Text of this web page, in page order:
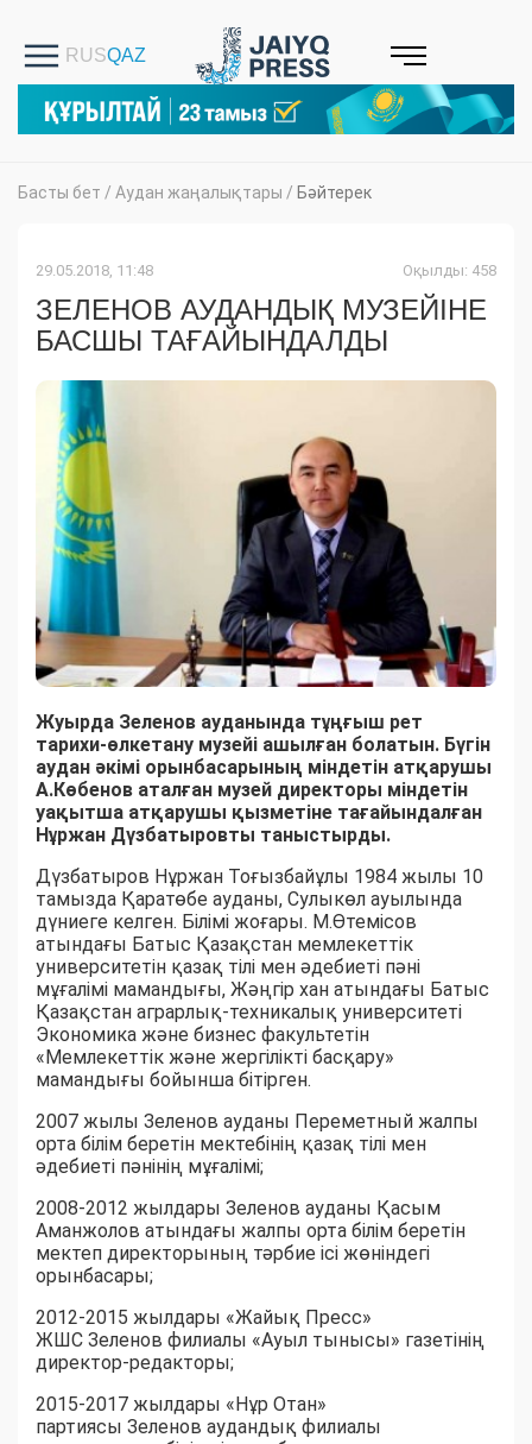
Басты бет / Аудан жаңалықтары / Бәйтерек
29.05.2018, 11:48 Оқылды: 458
ЗЕЛЕНОВ АУДАНДЫҚ МУЗЕЙІНЕ
БАСШЫ ТАҒАЙЫНДАЛДЫ
Жуырда Зеленов ауданында тұңғыш рет
тарихи-өлкетану музейі ашылған болатын. Бүгін
аудан әкімі орынбасарының міндетін атқарушы
А.Көбенов аталған музей директоры міндетін
уақытша атқарушы қызметіне тағайындалған
Нұржан Дүзбатыровты таныстырды.
Дүзбатыров Нұржан Тоғызбайұлы 1984 жылы 10
тамызда Қаратөбе ауданы, Сулыкөл ауылында
дүниеге келген. Білімі жоғары. М.Өтемісов
атындағы Батыс Қазақстан мемлекеттік
университетін қазақ тілі мен әдебиеті пәні
мұғалімі мамандығы, Жәңгір хан атындағы Батыс
Қазақстан аграрлық-техникалық университеті
Экономика және бизнес факультетін
«Мемлекеттік және жергілікті басқару»
мамандығы бойынша бітірген.
2007 жылы Зеленов ауданы Переметный жалпы
орта білім беретін мектебінің қазақ тілі мен
әдебиеті пәнінің мұғалімі;
2008-2012 жылдары Зеленов ауданы Қасым
Аманжолов атындағы жалпы орта білім беретін
мектеп директорының тәрбие ісі жөніндегі
орынбасары;
2012-2015 жылдары «Жайық Пресс»
ЖШС Зеленов филиалы «Ауыл тынысы» газетінің
директор-редакторы;
2015-2017 жылдары «Нұр Отан»
партиясы Зеленов аудандық филиалы